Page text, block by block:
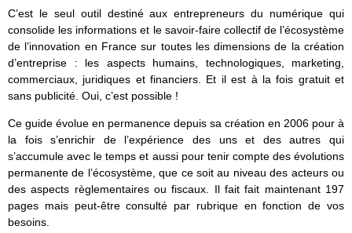
C’est le seul outil destiné aux entrepreneurs du numérique qui
consolide les informations et le savoir-faire collectif de l’écosystème
de l’innovation en France sur toutes les dimensions de la création
d’entreprise : les aspects humains, technologiques, marketing,
commerciaux, juridiques et financiers. Et il est à la fois gratuit et
sans publicité. Oui, c’est possible !
Ce guide évolue en permanence depuis sa création en 2006 pour à
la fois s’enrichir de l’expérience des uns et des autres qui
s’accumule avec le temps et aussi pour tenir compte des évolutions
permanente de l’écosystème, que ce soit au niveau des acteurs ou
des aspects règlementaires ou fiscaux. Il fait fait maintenant 197
pages mais peut-être consulté par rubrique en fonction de vos
besoins.